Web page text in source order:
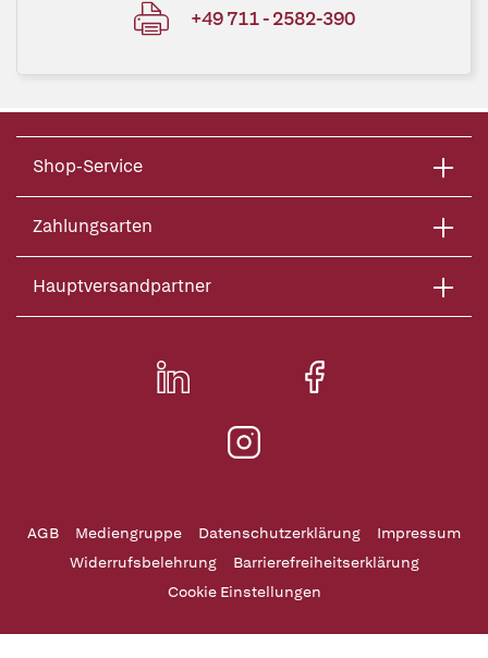
+49 711 - 2582-390
Shop-Service
Zahlungsarten
Hauptversandpartner
AGB Mediengruppe Datenschutzerklärung
Impressum
Widerrufsbelehrung
Barrierefreiheitserklärung
Cookie Einstellungen